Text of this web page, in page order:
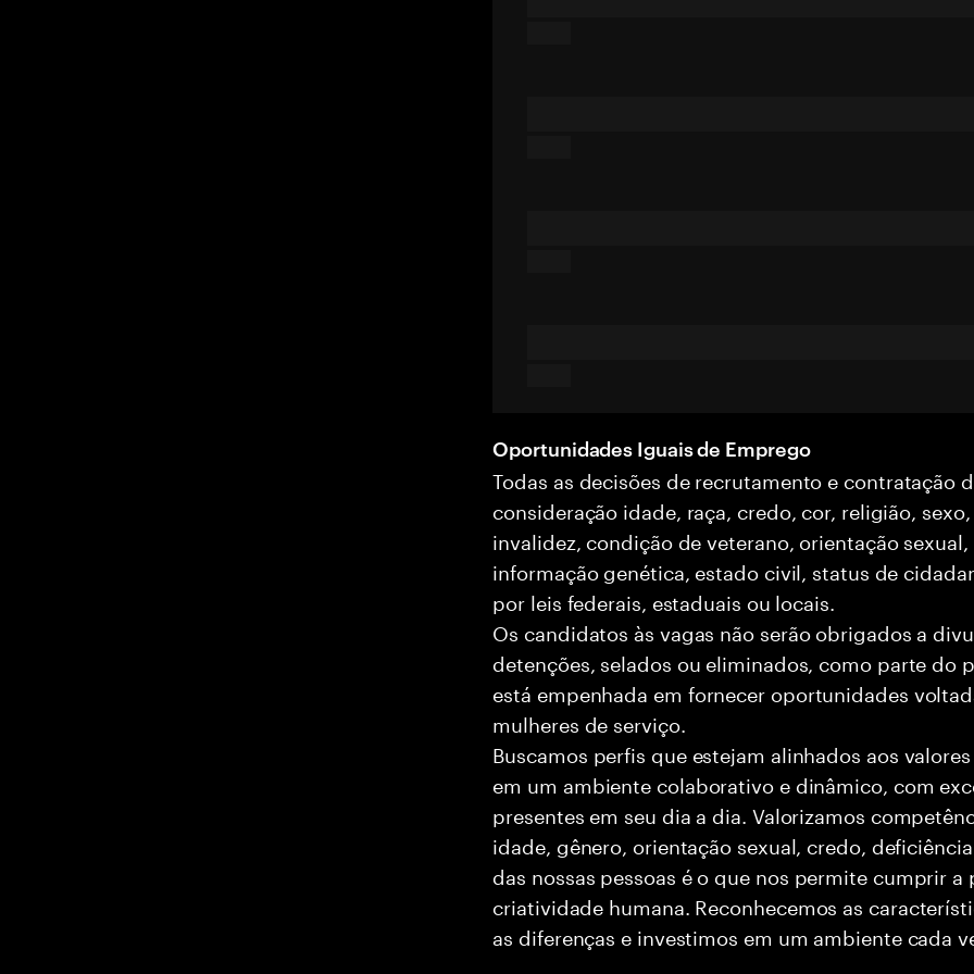
Oportunidades Iguais de Emprego
Todas as decisões de recrutamento e contratação
consideração idade, raça, credo, cor, religião,
invalidez, condição de veterano, orientação
informação genética, estado civil, status de
por leis federais, estaduais ou locais.
Os candidatos às vagas não serão obrigados a
detenções, selados ou eliminados, como parte do
está empenhada em fornecer oportunidades
mulheres de serviço.
Buscamos perfis que estejam alinhados aos
em um ambiente colaborativo e dinâmico, com
presentes em seu dia a dia. Valorizamos
idade, gênero, orientação sexual, credo,
das nossas pessoas é o que nos permite cumprir
criatividade humana. Reconhecemos as
as diferenças e investimos em um ambiente cada